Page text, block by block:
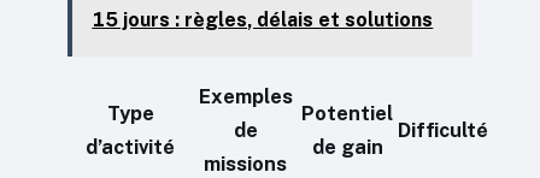
15 jours : règles, délais et solutions
Type
d’activité
Exemples
de
missions
Potentiel
de gain
Difficulté